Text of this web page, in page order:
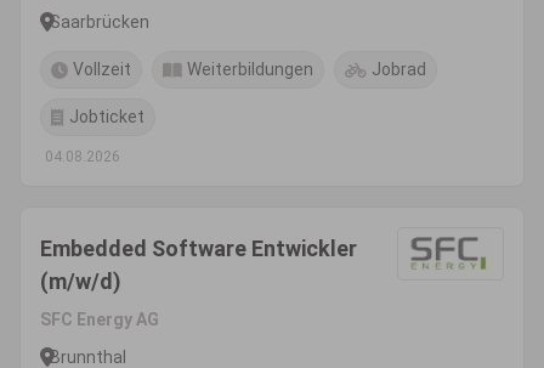
Saarbrücken
Vollzeit Weiterbildungen Jobrad
Jobticket
04.08.2026
Embedded Software Entwickler
(m/w/d)
SFC Energy AG
Brunnthal